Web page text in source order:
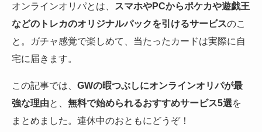
オンラインオリパとは、
スマホやPCからポケカや遊戯王
などのトレカのオリジナルパックを引けるサービスのこ
と。ガチャ感覚で楽しめて、当たったカードは実際に自
宅に届きます。
この記事では、 GWの暇つぶしにオンラインオリパが最
強な理由と、 無料で始められるおすすめサービス5選を
まとめました。連休中のおともにどうぞ！